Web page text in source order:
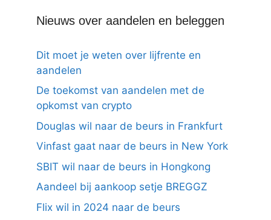
Nieuws over aandelen en beleggen
Dit moet je weten over lijfrente en
aandelen
De toekomst van aandelen met de
opkomst van crypto
Douglas wil naar de beurs in Frankfurt
Vinfast gaat naar de beurs in New York
SBIT wil naar de beurs in Hongkong
Aandeel bij aankoop setje BREGGZ
Flix wil in 2024 naar de beurs